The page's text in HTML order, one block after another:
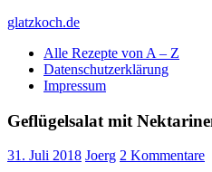
Skip
content
glatzkoch.de
Kochen für Doofe und Genießer
Alle Rezepte von A – Z
Datenschutzerklärung
Impressum
Geflügelsalat mit
31. Juli 2018 Joerg 2 Kommentare